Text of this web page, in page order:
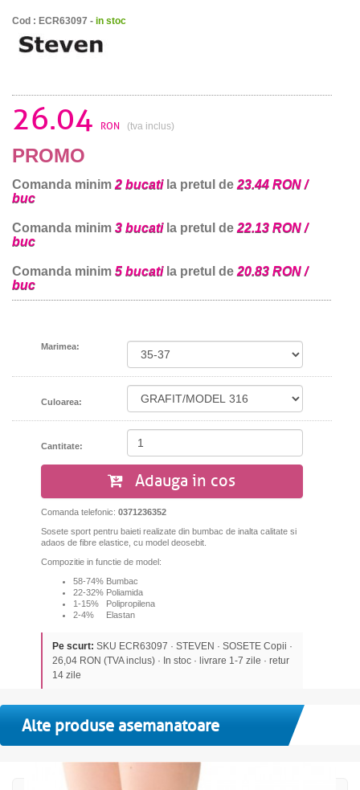
Cod : ECR63097 - in stoc
26.04 RON (tva inclus)
PROMO
Comanda minim 2 bucatila pretul de 23.44 RON /
buc
Comanda minim 3 bucatila pretul de 22.13 RON /
buc
Comanda minim 5 bucatila pretul de 20.83 RON /
buc
Marimea:
Culoarea:
Cantitate:
Adauga in cos
Comanda telefonic: 0371236352
Sosete sport pentru baieti realizate din bumbac de inalta calitate si
adaos de fibre elastice, cu model deosebit.
Compozitie in functie de model:
58-74% Bumbac
22-32% Poliamida
1-15% Polipropilena
2-4% Elastan
Pe scurt: SKU ECR63097 · STEVEN · SOSETE Copii ·
26,04 RON (TVA inclus) · In stoc · livrare 1-7 zile · retur
14 zile
Alte produse asemanatoare